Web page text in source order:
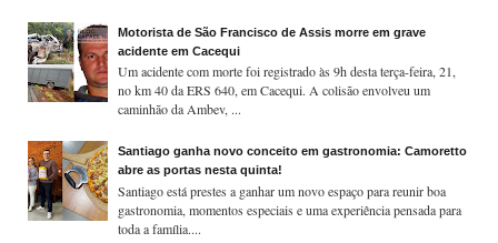
Motorista de São Francisco de Assis morre em grave
acidente em Cacequi
Um acidente com morte foi registrado às 9h desta terça-feira, 21,
no km 40 da ERS 640, em Cacequi. A colisão envolveu um
caminhão da Ambev, ...
Santiago ganha novo conceito em gastronomia: Camoretto
abre as portas nesta quinta!
Santiago está prestes a ganhar um novo espaço para reunir boa
gastronomia, momentos especiais e uma experiência pensada para
toda a família....